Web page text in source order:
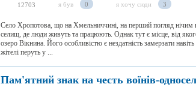
12703 я був 0 я хочу сюди 3
Село Хропотова, що на Хмельниччині, на перший погляд нічим
селищ, де люди живуть та працюють. Однак тут є місце, від
озеро Вікнина. Його особливістю є нездатність замерзати
жітелі перуть у ...
Пам'ятний знак на честь воїнів-